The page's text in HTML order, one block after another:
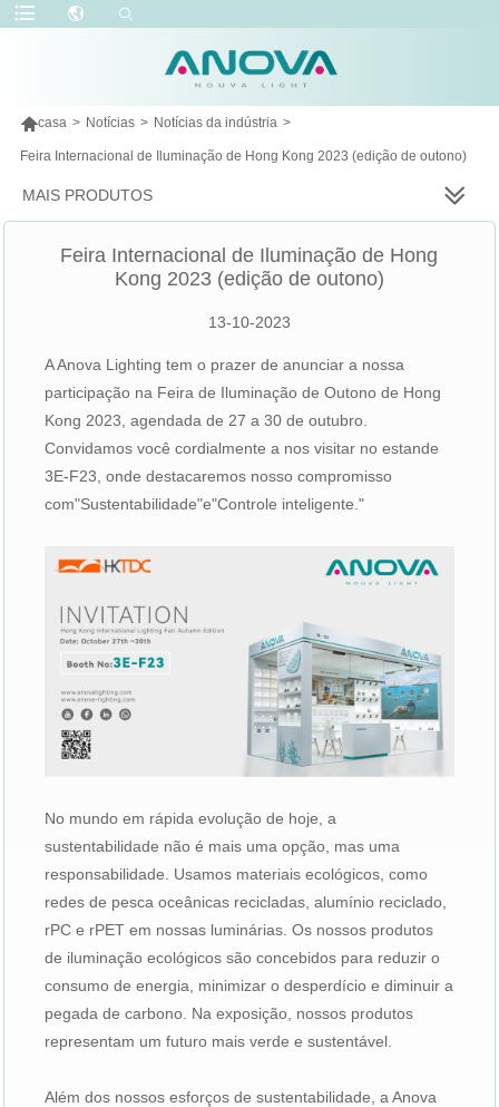
casa > Notícias > Notícias da indústria >
Feira Internacional de Iluminação de Hong Kong 2023 (edição de outono)
MAIS PRODUTOS
Feira Internacional de Iluminação de Hong
Kong 2023 (edição de outono)
13-10-2023
A Anova Lighting tem o prazer de anunciar a nossa
participação na Feira de Iluminação de Outono de Hong
Kong 2023, agendada de 27 a 30 de outubro.
Convidamos você cordialmente a nos visitar no estande
3E-F23, onde destacaremos nosso compromisso
com"Sustentabilidade"e"Controle inteligente."
No mundo em rápida evolução de hoje, a
sustentabilidade não é mais uma opção, mas uma
responsabilidade. Usamos materiais ecológicos, como
redes de pesca oceânicas recicladas, alumínio reciclado,
rPC e rPET em nossas luminárias. Os nossos produtos
de iluminação ecológicos são concebidos para reduzir o
consumo de energia, minimizar o desperdício e diminuir a
pegada de carbono. Na exposição, nossos produtos
representam um futuro mais verde e sustentável.
Além dos nossos esforços de sustentabilidade, a Anova